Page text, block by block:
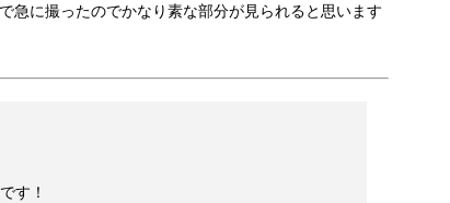
急に撮ったのでかなり素な部分が見られると思います
す！